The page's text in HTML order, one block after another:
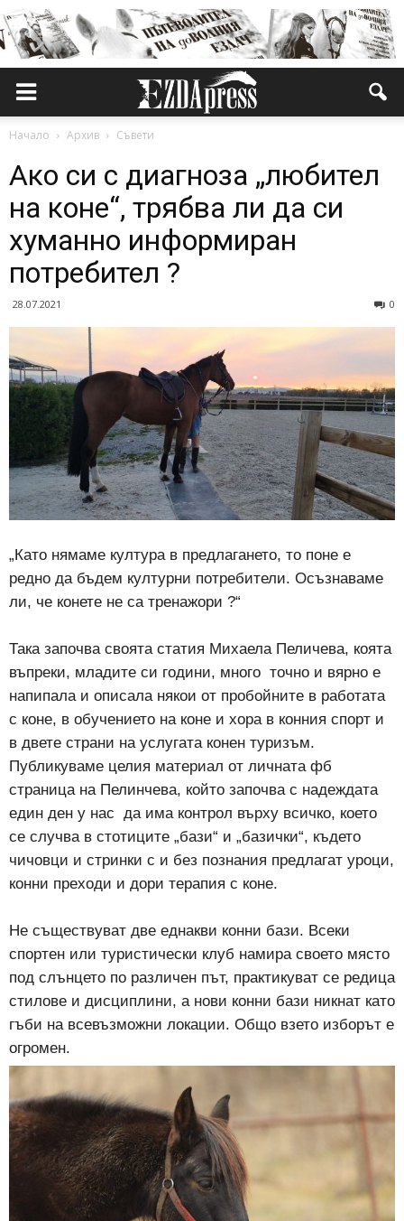
Начало Архив Съвети
Ако си с диагноза „любител
на коне“, трябва ли да си
хуманно информиран
потребител ?
28.07.2021 0
„Като нямаме култура в предлагането, то поне е
редно да бъдем културни потребители. Осъзнаваме
ли, че конете не са тренажори ?“
Така започва своята статия Михаела Пеличева, коята
въпреки, младите си години, много точно и вярно е
напипала и описала някои от пробойните в работата
с коне, в обучението на коне и хора в конния спорт и
в двете страни на услугата конен туризъм.
Публикуваме целия материал от личната фб
страница на Пелинчева, който започва с надеждата
един ден у нас да има контрол върху всичко, което
се случва в стотиците „бази“ и „базички“, където
чичовци и стринки с и без познания предлагат уроци,
конни преходи и дори терапия с коне.
Не съществуват две еднакви конни бази. Всеки
спортен или туристически клуб намира своето място
под слънцето по различен път, практикуват се редица
стилове и дисциплини, а нови конни бази никнат като
гъби на всевъзможни локации. Общо взето изборът е
огромен.